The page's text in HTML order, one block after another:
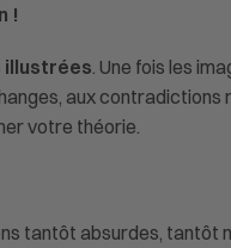
!
illustrées . Une fois les
aux
votre théorie.
tantôt absurdes, tantôt